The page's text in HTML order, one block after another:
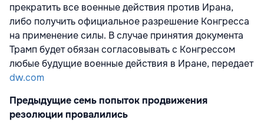
прекратить все военные действия против Ирана,
либо получить официальное разрешение Конгресса
на применение силы. В случае принятия документа
Трамп будет обязан согласовывать с Конгрессом
любые будущие военные действия в Иране, передает
dw.com
Предыдущие семь попыток продвижения
резолюции провалились